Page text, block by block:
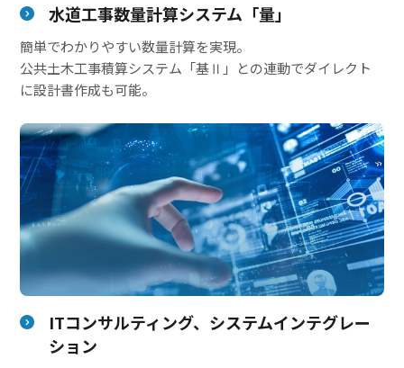
水道工事数量計算システム「量」
簡単でわかりやすい数量計算を実現。
公共土木工事積算システム「基Ⅱ」との連動でダイレクト
に設計書作成も可能。
ITコンサルティング、システムインテグレー
ション